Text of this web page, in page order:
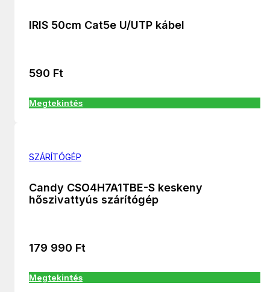
IRIS 50cm Cat5e U/UTP kábel
590 Ft
Megtekintés
SZÁRÍTÓGÉP
Candy CSO4H7A1TBE-S keskeny
hőszivattyús szárítógép
179 990 Ft
Megtekintés